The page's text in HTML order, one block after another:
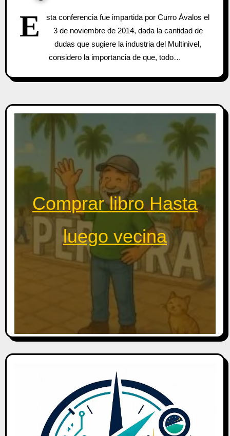
E
sta conferencia fue impartida por Curro Ávalos el
3 de noviembre de 2014, dada la cantidad de
dudas que sugiere la industria del Multinivel,
considero la importancia de que, todo…
Comprar libro Hasta
luego vecina